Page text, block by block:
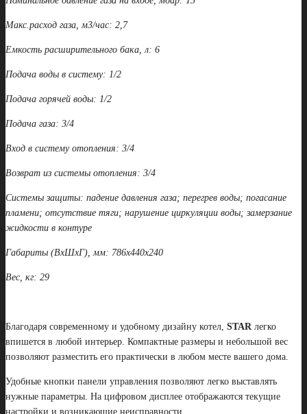
Макс.расход газа, м3/час: 2,7
Емкость расширительного бака, л: 6
Подача воды в систему: 1/2
Подача горячей воды: 1/2
Подача газа: 3/4
Вход в систему отопления: 3/4
Возврат из системы отопления: 3/4
Системы защиты: падение давления газа; перегрев воды; погасание
пламени; отсутствие тяги; нарушение циркуляции воды; замерзание
жидкости в контуре
Габариты (ВхШхГ), мм: 786х440х240
Вес, кг: 29
Благодаря современному и удобному дизайну котел, STAR легко
впишется в любой интерьер. Компактные размеры и небольшой вес
позволяют разместить его практически в любом месте вашего дома.
Удобные кнопки панели управления позволяют легко выставлять
нужные параметры. На цифровом дисплее отображаются текущие
настройки и возникающие неисправности.